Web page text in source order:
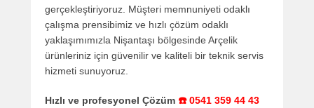
gerçekleştiriyoruz. Müşteri memnuniyeti odaklı
çalışma prensibimiz ve hızlı çözüm odaklı
yaklaşımımızla Nişantaşı bölgesinde Arçelik
ürünleriniz için güvenilir ve kaliteli bir teknik servis
hizmeti sunuyoruz.
Hızlı ve profesyonel Çözüm ☎️ 0541 359 44 43